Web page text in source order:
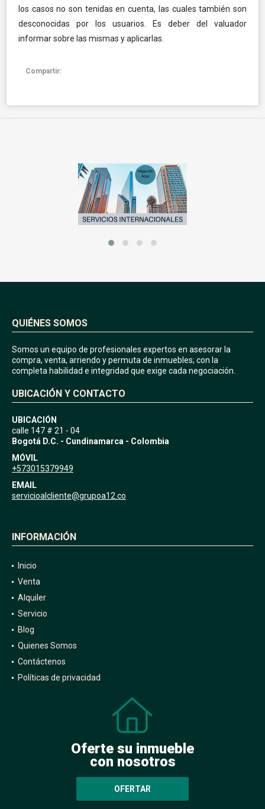
los casos no son tenidas en cuenta, las cuales también son
desconocidas por los usuarios. Es deber del valuador
informar sobre las mismas y aplicarlas.
Compartir:
QUIÉNES SOMOS
Somos un equipo de profesionales expertos en asesorar la
compra, venta, arriendo y permuta de inmuebles; con la
completa habilidad e integridad que exige cada negociación.
UBICACIÓN Y CONTACTO
UBICACIÓN
calle 147 # 21 - 04
Bogotá D.C. - Cundinamarca - Colombia
MÓVIL
+573015379949
EMAIL
servicioalcliente@grupoa12.co
INFORMACIÓN
Inicio
Venta
Alquiler
Servicio
Blog
Quienes Somos
Contáctenos
Políticas de privacidad
Oferte su inmueble
con nosotros
OFERTAR